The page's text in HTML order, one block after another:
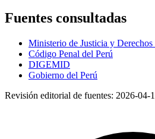
Fuentes consultadas
Ministerio de Justicia y Derechos
Código Penal del Perú
DIGEMID
Gobierno del Perú
Revisión editorial de fuentes: 2026-04-